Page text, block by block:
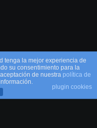
los derechos
tenga la mejor experiencia de
su consentimiento para la
de nuestra política de
plugin cookies